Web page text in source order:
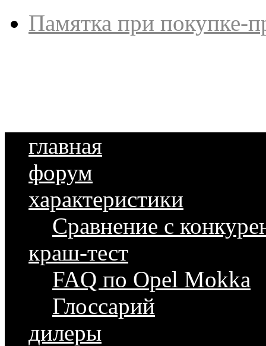
Памятка при покупке-
главная
форум
характеристики
Сравнение с
краш-тест
FAQ по Opel Mokka
Глоссарий
дилеры